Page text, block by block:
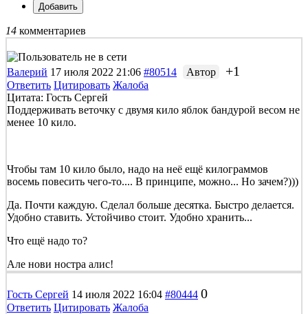
Добавить
14 комментариев
Валерий 17 июля 2022 21:06 #80514 Автор +1
Ответить Цитировать Жалоба
Цитата: Гость Сергей
Поддерживать веточку с двумя кило яблок бандурой весом не
менее 10 кило.
Чтобы там 10 кило было, надо на неё ещё килограммов
восемь повесить чего-то.... В принципе, можно... Но зачем?)))
Да. Почти каждую. Сделал больше десятка. Быстро делается.
Удобно ставить. Устойчиво стоит. Удобно хранить...
Что ещё надо то?
Але нови ностра алис!
Гость Сергей 14 июля 2022 16:04 #80444 0
Ответить Цитировать Жалоба